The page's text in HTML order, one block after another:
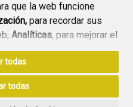
que la web funcione
para recordar sus
Analíticas, para mejorar el
servicios.
todas”
Si pulsa el botón
todas
todas